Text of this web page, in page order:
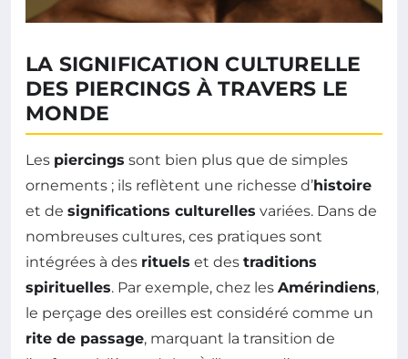
LA SIGNIFICATION CULTURELLE
DES PIERCINGS À TRAVERS LE
MONDE
Les piercings sont bien plus que de simples
ornements ; ils reflètent une richesse d’histoire
et de significations culturelles variées. Dans de
nombreuses cultures, ces pratiques sont
intégrées à des rituels et des traditions
spirituelles. Par exemple, chez les Amérindiens,
le perçage des oreilles est considéré comme un
rite de passage, marquant la transition de